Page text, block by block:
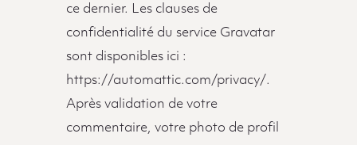
ce dernier. Les clauses de
confidentialité du service Gravatar
sont disponibles ici :
https://automattic.com/privacy/.
Après validation de votre
commentaire, votre photo de profil